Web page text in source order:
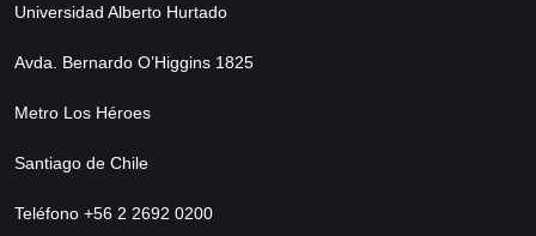
Universidad Alberto Hurtado
Avda. Bernardo O’Higgins 1825
Metro Los Héroes
Santiago de Chile
Teléfono +56 2 2692 0200